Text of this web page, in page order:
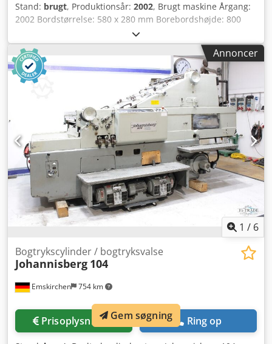
Stand: brugt, Produktionsår: 2002, Brugt maskine Årgang:
2002 Bordstørrelse: 580 x 280 mm Borebordshøjde: 800
mm Boredybde: 150 mm Cjdpfjzk Nupjx Ak Torf
Borelængde: 225 mm med Wescott-borepatron 0-20 mm
Højdejustering: 120 mm Borenhedens svingområde: 2 x
45° med 2 excenterspændere med enhåndsbetjening med
dyvelboreanordning med måleur i håndhjulet med digital
visning med 2 hastigheder: 1400 og 2800 o/min med
køreanordning LxBxH 850x1000x1050 mm Vægt ca. 240 kg
Tilgængelighed: kort varsel Lagersted: Flörsheim
Annoncer
1 / 6
Emskirchen 754 km
Bogtrykscylinder / bogtryksvalse
Johannisberg 104
Prisoplysninger Ring op
Gem søgning